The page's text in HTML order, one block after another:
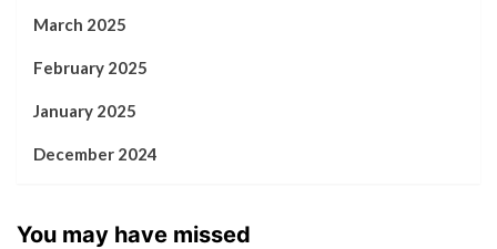
March 2025
February 2025
January 2025
December 2024
You may have missed